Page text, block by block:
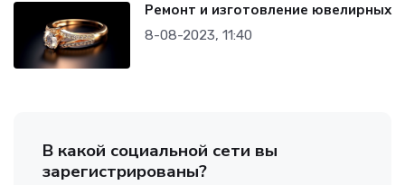
Ремонт и изготовление ювелирных
8-08-2023, 11:40
В какой социальной сети вы
зарегистрированы?